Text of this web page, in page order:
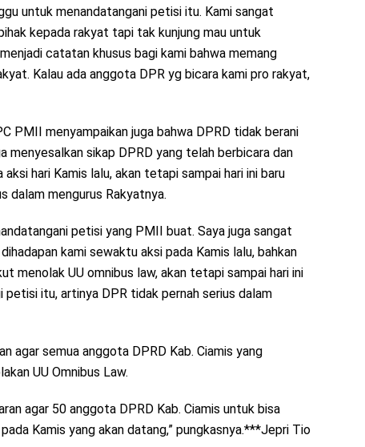
untuk menandatangani petisi itu. Kami sangat
kepada rakyat tapi tak kunjung mau untuk
catatan khusus bagi kami bahwa memang
Kalau ada anggota DPR yg bicara kami pro rakyat,
PMII menyampaikan juga bahwa DPRD tidak berani
sikap DPRD yang telah berbicara dan
hari Kamis lalu, akan tetapi sampai hari ini baru
dalam mengurus Rakyatnya.
petisi yang PMII buat. Saya juga sangat
kami sewaktu aksi pada Kamis lalu, bahkan
menolak UU omnibus law, akan tetapi sampai hari ini
petisi itu, artinya DPR tidak pernah serius dalam
agar semua anggota DPRD Kab. Ciamis yang
UU Omnibus Law.
agar 50 anggota DPRD Kab. Ciamis untuk bisa
Kamis yang akan datang,” pungkasnya.***Jepri Tio